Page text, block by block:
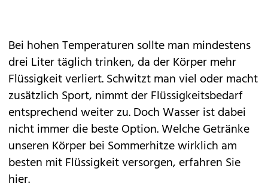
Bei hohen Temperaturen sollte man mindestens
drei Liter täglich trinken, da der Körper mehr
Flüssigkeit verliert. Schwitzt man viel oder macht
zusätzlich Sport, nimmt der Flüssigkeitsbedarf
entsprechend weiter zu. Doch Wasser ist dabei
nicht immer die beste Option. Welche Getränke
unseren Körper bei Sommerhitzewirklich am
besten mit Flüssigkeit versorgen, erfahren Sie
hier.